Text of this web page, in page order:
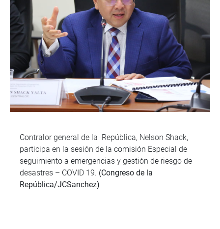
Contralor general de la República, Nelson Shack,
participa en la sesión de la comisión Especial de
seguimiento a emergencias y gestión de riesgo de
desastres – COVID 19. (Congreso de la
República/JCSanchez)